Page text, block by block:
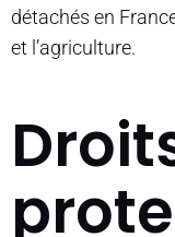
détachés en
et l’agriculture.